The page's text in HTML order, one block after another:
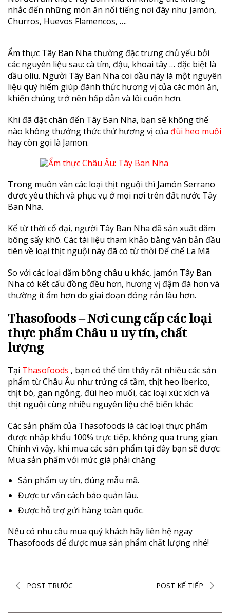
nhắc đến những món ăn nổi tiếng nơi đây như Jamón,
Churros, Huevos Flamencos, ….
Ẩm thực Tây Ban Nha thường đặc trưng chủ yếu bởi
các nguyên liệu sau: cà tím, đậu, khoai tây … đặc biệt là
dầu oliu. Người Tây Ban Nha coi dầu này là một nguyên
liệu quý hiếm giúp đánh thức hương vị của các món ăn,
khiến chúng trở nên hấp dẫn và lôi cuốn hơn.
Khi đã đặt chân đến Tây Ban Nha, bạn sẽ không thể
nào không thưởng thức thử hương vị của đùi heo muối
hay còn gọi là Jamon.
Trong muôn vàn các loại thịt nguội thì Jamón Serrano
được yêu thích và phục vụ ở mọi nơi trên đất nước Tây
Ban Nha.
Kể từ thời cổ đại, người Tây Ban Nha đã sản xuất dăm
bông sấy khô. Các tài liệu tham khảo bằng văn bản đầu
tiên về loại thịt nguội này đã có từ thời Đế chế La Mã
So với các loại dăm bông châu u khác, jamón Tây Ban
Nha có kết cấu đồng đều hơn, hương vị đậm đà hơn và
thường ít ẩm hơn do giai đoạn đóng rắn lâu hơn.
Thasofoods – Nơi cung cấp các loại
thực phẩm Châu u uy tín, chất
lượng
Tại Thasofoods , bạn có thể tìm thấy rất nhiều các sản
phẩm từ Châu Âu như trứng cá tầm, thịt heo Iberico,
thịt bò, gan ngỗng, đùi heo muối, các loại xúc xích và
thịt nguội cùng nhiều nguyên liệu chế biến khác
Các sản phẩm của Thasofoods là các loại thực phẩm
được nhập khẩu 100% trực tiếp, không qua trung gian.
Chính vì vậy, khi mua các sản phẩm tại đây bạn sẽ được:
Mua sản phẩm với mức giá phải chăng
Sản phẩm uy tín, đúng mẫu mã.
Được tư vấn cách bảo quản lâu.
Được hỗ trợ gửi hàng toàn quốc.
Nếu có nhu cầu mua quý khách hãy liên hệ ngay
Thasofoods để được mua sản phẩm chất lượng nhé!
POST TRƯỚC POST KẾ TIẾP